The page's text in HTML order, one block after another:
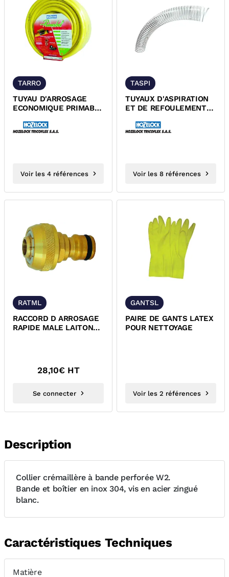
TARRO
TUYAU D'ARROSAGE
ECONOMIQUE PRIMABEL
Voir les 4 références
TASPI
TUYAUX D'ASPIRATION
ET DE REFOULEMENT
PHTALATES...
Voir les 8 références
RATML
RACCORD D ARROSAGE
RAPIDE MALE LAITON
28,10€ HT
Se connecter
GANTSL
PAIRE DE GANTS LATEX
POUR NETTOYAGE
Voir les 2 références
Description
Collier crémaillère à bande perforée W2.
Bande et boîtier en inox 304, vis en acier zingué
blanc.
Caractéristiques Techniques
Matière